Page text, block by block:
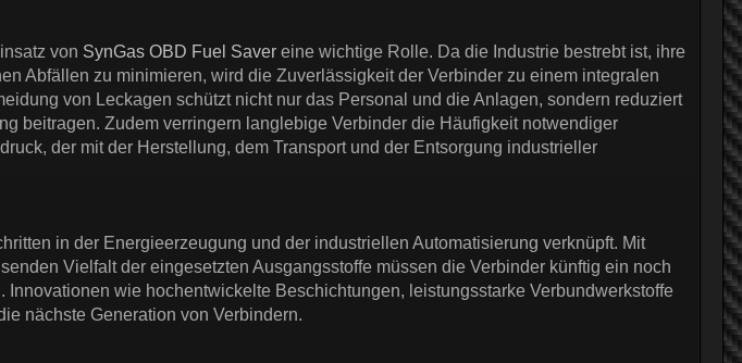
von SynGas OBD Fuel Saver eine wichtige Rolle. Da die Industrie bestrebt ist, ihre
Abfällen zu minimieren, wird die Zuverlässigkeit der Verbinder zu einem integralen
von Leckagen schützt nicht nur das Personal und die Anlagen, sondern reduziert
beitragen. Zudem verringern langlebige Verbinder die Häufigkeit notwendiger
der mit der Herstellung, dem Transport und der Entsorgung industrieller
in der Energieerzeugung und der industriellen Automatisierung verknüpft. Mit
Vielfalt der eingesetzten Ausgangsstoffe müssen die Verbinder künftig ein noch
wie hochentwickelte Beschichtungen, leistungsstarke Verbundwerkstoffe
nächste Generation von Verbindern.